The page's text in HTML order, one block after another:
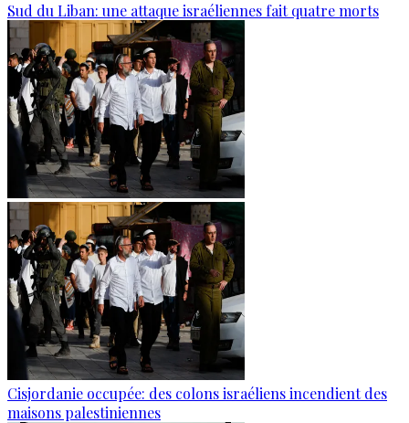
Sud du Liban: une attaque israéliennes fait quatre morts
Cisjordanie occupée: des colons israéliens incendient des
maisons palestiniennes